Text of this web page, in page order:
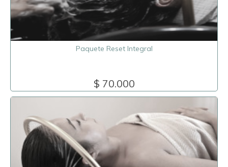
Paquete Reset Integral
$ 70.000